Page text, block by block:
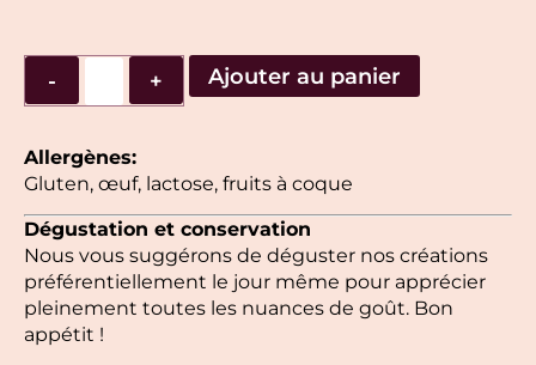
- + Ajouter au panier
Allergènes:
Gluten, œuf, lactose, fruits à coque
Dégustation et conservation
Nous vous suggérons de déguster nos créations
préférentiellement le jour même pour apprécier
pleinement toutes les nuances de goût. Bon
appétit !